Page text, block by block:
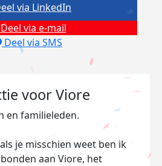
via e-mail
Deel via SMS
via LinkedIn
voor Viore
en familieleden.
je misschien weet ben ik
aan Viore, het